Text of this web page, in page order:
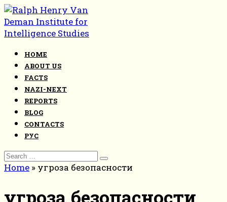
Skip
to
content
HOME
ABOUT US
FACTS
NAZI-NEXT
REPORTS
BLOG
CONTACTS
РУС
Search
for:
Home » угроза безопасности
угроза безопасности